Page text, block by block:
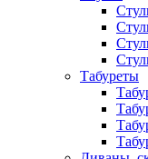
Табуреты